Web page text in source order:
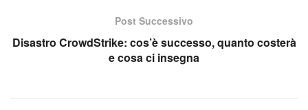
Post Successivo
Disastro CrowdStrike: cos’è successo, quanto costerà
e cosa ci insegna